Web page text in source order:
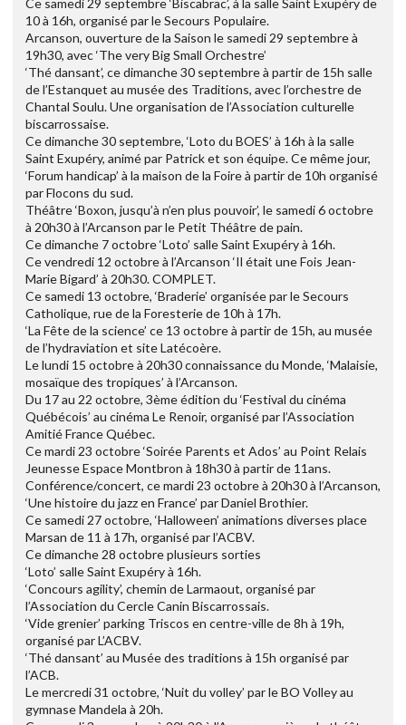
Ce samedi 29 septembre ‘Biscabrac’, à la salle Saint Exupéry de
10 à 16h, organisé par le Secours Populaire.
Arcanson, ouverture de la Saison le samedi 29 septembre à
19h30, avec ‘The very Big Small Orchestre’
‘Thé dansant’, ce dimanche 30 septembre à partir de 15h salle
de l’Estanquet au musée des Traditions, avec l’orchestre de
Chantal Soulu. Une organisation de l’Association culturelle
biscarrossaise.
Ce dimanche 30 septembre, ‘Loto du BOES’ à 16h à la salle
Saint Exupéry, animé par Patrick et son équipe. Ce même jour,
‘Forum handicap’ à la maison de la Foire à partir de 10h organisé
par Flocons du sud.
Théâtre ‘Boxon, jusqu’à n’en plus pouvoir’, le samedi 6 octobre
à 20h30 à l’Arcanson par le Petit Théâtre de pain.
Ce dimanche 7 octobre ‘Loto’ salle Saint Exupéry à 16h.
Ce vendredi 12 octobre à l’Arcanson ‘Il était une Fois Jean-
Marie Bigard’ à 20h30. COMPLET.
Ce samedi 13 octobre, ‘Braderie’ organisée par le Secours
Catholique, rue de la Foresterie de 10h à 17h.
‘La Fête de la science’ ce 13 octobre à partir de 15h, au musée
de l’hydraviation et site Latécoère.
Le lundi 15 octobre à 20h30 connaissance du Monde, ‘Malaisie,
mosaïque des tropiques’ à l’Arcanson.
Du 17 au 22 octobre, 3ème édition du ‘Festival du cinéma
Québécois’ au cinéma Le Renoir, organisé par l’Association
Amitié France Québec.
Ce mardi 23 octobre ‘Soirée Parents et Ados’ au Point Relais
Jeunesse Espace Montbron à 18h30 à partir de 11ans.
Conférence/concert, ce mardi 23 octobre à 20h30 à l’Arcanson,
‘Une histoire du jazz en France’ par Daniel Brothier.
Ce samedi 27 octobre, ‘Halloween’ animations diverses place
Marsan de 11 à 17h, organisé par l’ACBV.
Ce dimanche 28 octobre plusieurs sorties
‘Loto’ salle Saint Exupéry à 16h.
‘Concours agility’, chemin de Larmaout, organisé par
l’Association du Cercle Canin Biscarrossais.
‘Vide grenier’ parking Triscos en centre-ville de 8h à 19h,
organisé par L’ACBV.
‘Thé dansant’ au Musée des traditions à 15h organisé par
l’ACB.
Le mercredi 31 octobre, ‘Nuit du volley’ par le BO Volley au
gymnase Mandela à 20h.